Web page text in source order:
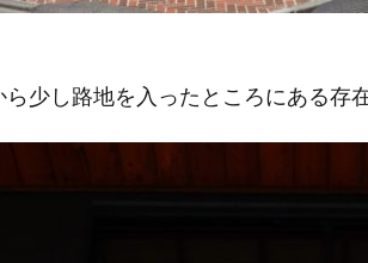
少し路地を入ったところにある存